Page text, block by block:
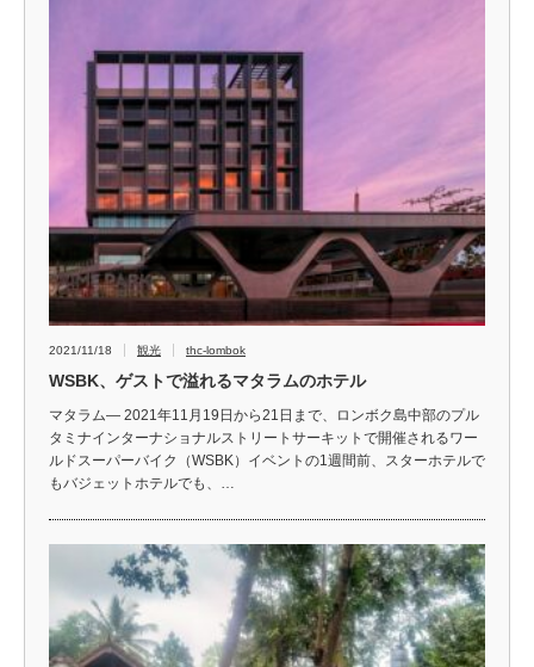
2021/11/18 観光 thc-lombok
WSBK、ゲストで溢れるマタラムのホテル
マタラム— 2021年11月19日から21日まで、ロンボク島中部のプル
タミナインターナショナルストリートサーキットで開催されるワー
ルドスーパーバイク（WSBK）イベントの1週間前、スターホテルで
もバジェットホテルでも、…